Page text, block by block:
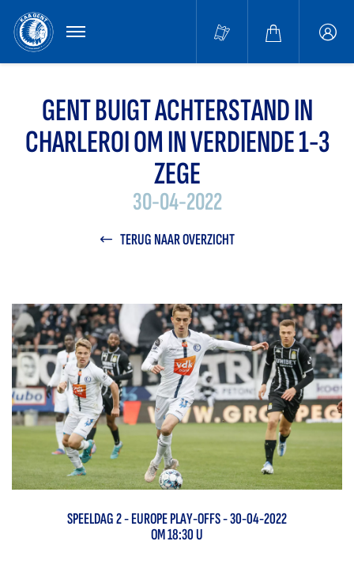
MENU
GENT BUIGT ACHTERSTAND IN
CHARLEROI OM IN VERDIENDE 1-3
ZEGE
30-04-2022
TERUG NAAR OVERZICHT
SPEELDAG2-EUROPE PLAY-OFFS- 30-04-2022
OM 18:30 U